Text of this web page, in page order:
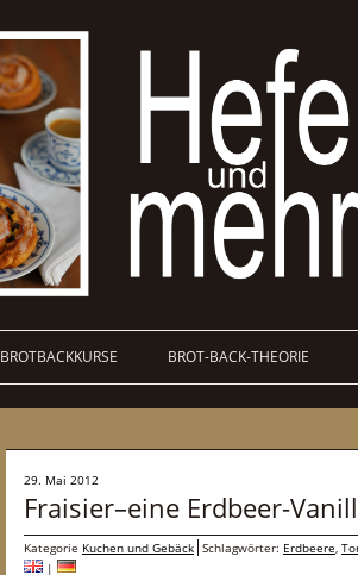
BROTBACKKURSE BROT-BACK-THEORIE
29. Mai 2012
Fraisier–eine Erdbeer-
Kategorie Kuchen und Gebäck Schlagwörter: Erdbeere,
|